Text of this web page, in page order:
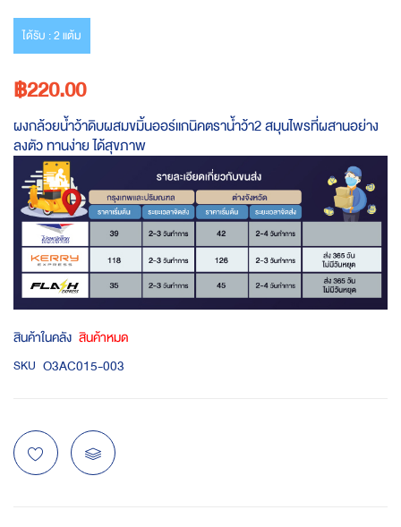
the
images
gallery
ได้รับ : 2 แต้ม
฿220.00
ผงกล้วยน้ำว้าดิบผสมขมิ้นออร์แกนิคตราน้ำว้า2 สมุนไพรที่ผสานอย่าง
ลงตัว ทานง่าย ได้สุขภาพ
สินค้าในคลัง สินค้าหมด
SKU O3AC015-003